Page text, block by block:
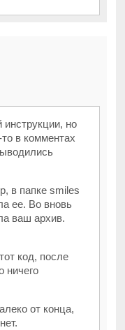
но
в комментах
в папке smiles
ее. Во вновь
ваш архив.
код, после
ничего
от конца,